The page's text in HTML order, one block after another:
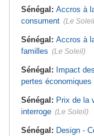
Sénégal: Accros à
consument (Le
Sénégal: Accros à
familles (Le Soleil)
Sénégal: Impact
pertes
Sénégal: Prix de la
interroge (Le Soleil)
Sénégal: Design -